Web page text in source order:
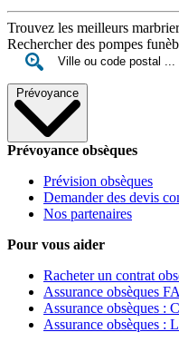
Trouvez les meilleurs
Rechercher des pompes
Prévoyance
Prévoyance obsèques
Prévision obsèques
Demander des devis
Nos partenaires
Pour vous aider
Racheter un contrat
Assurance obsèques
Assurance obsèques :
Assurance obsèques :